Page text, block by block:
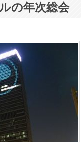
の年次総会